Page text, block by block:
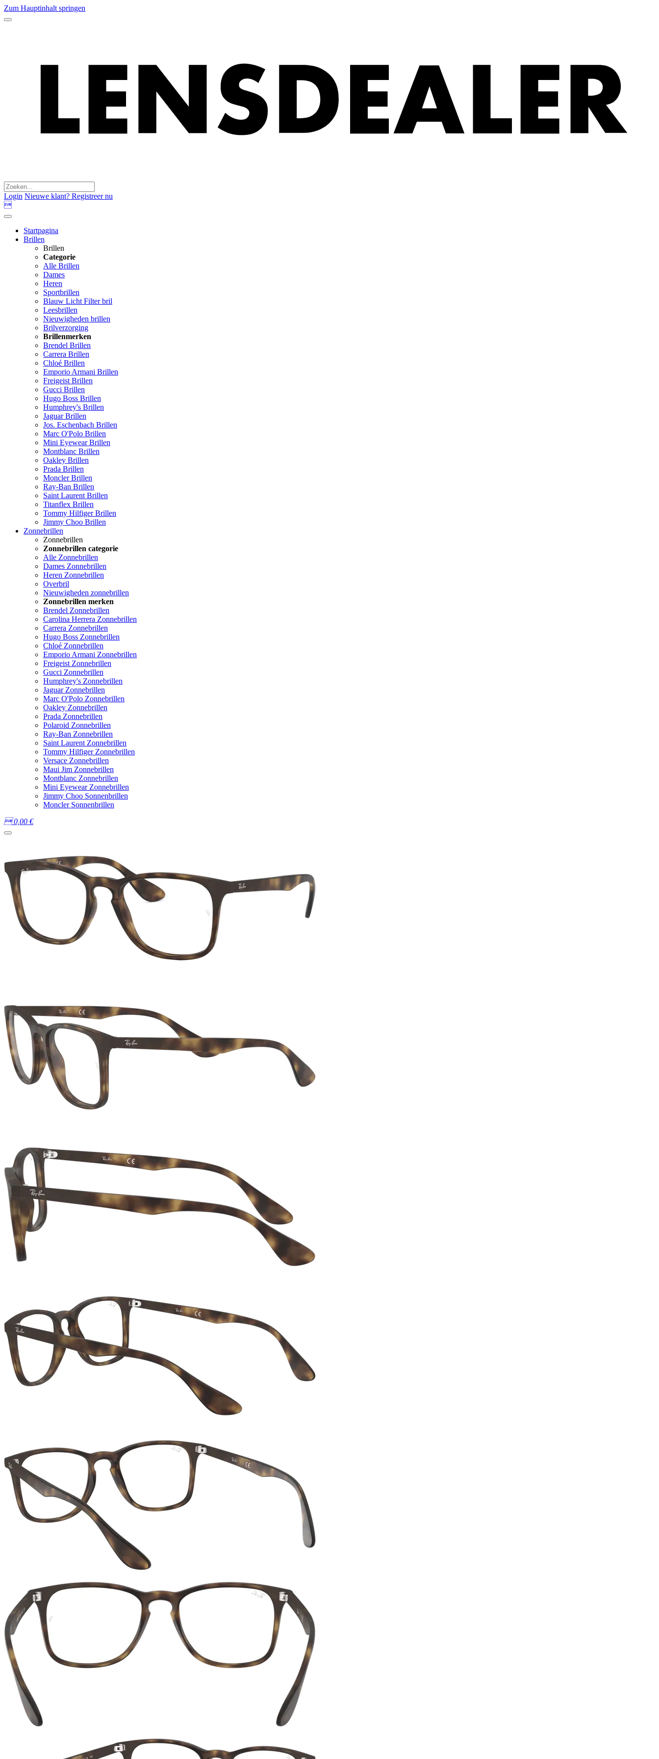
Zum Hauptinhalt springen
Login Nieuwe klant? Registreer nu

Startpagina
Brillen
Brillen
Categorie
Alle Brillen
Dames
Heren
Sportbrillen
Blauw Licht Filter bril
Leesbrillen
Nieuwigheden brillen
Brilverzorging
Brillenmerken
Brendel Brillen
Carrera Brillen
Chloé Brillen
Emporio Armani Brillen
Freigeist Brillen
Gucci Brillen
Hugo Boss Brillen
Humphrey's Brillen
Jaguar Brillen
Jos. Eschenbach Brillen
Marc O'Polo Brillen
Mini Eyewear Brillen
Montblanc Brillen
Oakley Brillen
Prada Brillen
Moncler Brillen
Ray-Ban Brillen
Saint Laurent Brillen
Titanflex Brillen
Tommy Hilfiger Brillen
Jimmy Choo Brillen
Zonnebrillen
Zonnebrillen
Zonnebrillen categorie
Alle Zonnebrillen
Dames Zonnebrillen
Heren Zonnebrillen
Overbril
Nieuwigheden zonnebrillen
Zonnebrillen merken
Brendel Zonnebrillen
Carolina Herrera Zonnebrillen
Carrera Zonnebrillen
Hugo Boss Zonnebrillen
Chloé Zonnebrillen
Emporio Armani Zonnebrillen
Freigeist Zonnebrillen
Gucci Zonnebrillen
Humphrey's Zonnebrillen
Jaguar Zonnebrillen
Marc O'Polo Zonnebrillen
Oakley Zonnebrillen
Prada Zonnebrillen
Polaroid Zonnebrillen
Ray-Ban Zonnebrillen
Saint Laurent Zonnebrillen
Tommy Hilfiger Zonnebrillen
Versace Zonnebrillen
Maui Jim Zonnebrillen
Montblanc Zonnebrillen
Mini Eyewear Zonnebrillen
Jimmy Choo Sonnenbrillen
Moncler Sonnenbrillen
 0,00 €